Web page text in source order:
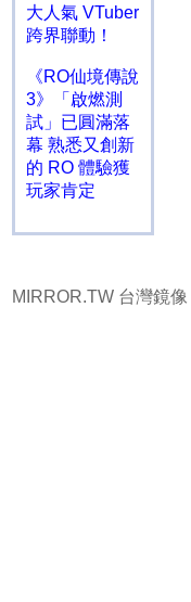
大人氣 VTuber
跨界聯動！
《RO仙境傳說
3》「啟燃測
試」已圓滿落
幕 熟悉又創新
的 RO 體驗獲
玩家肯定
MIRROR.TW 台灣鏡像